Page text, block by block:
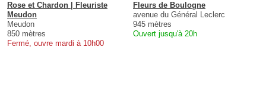
Rose et Chardon | Fleuriste
Meudon
Meudon
850 mètres
Fermé, ouvre mardi à 10h00
Fleurs de Boulogne
avenue du Général Leclerc
945 mètres
Ouvert jusqu'à 20h